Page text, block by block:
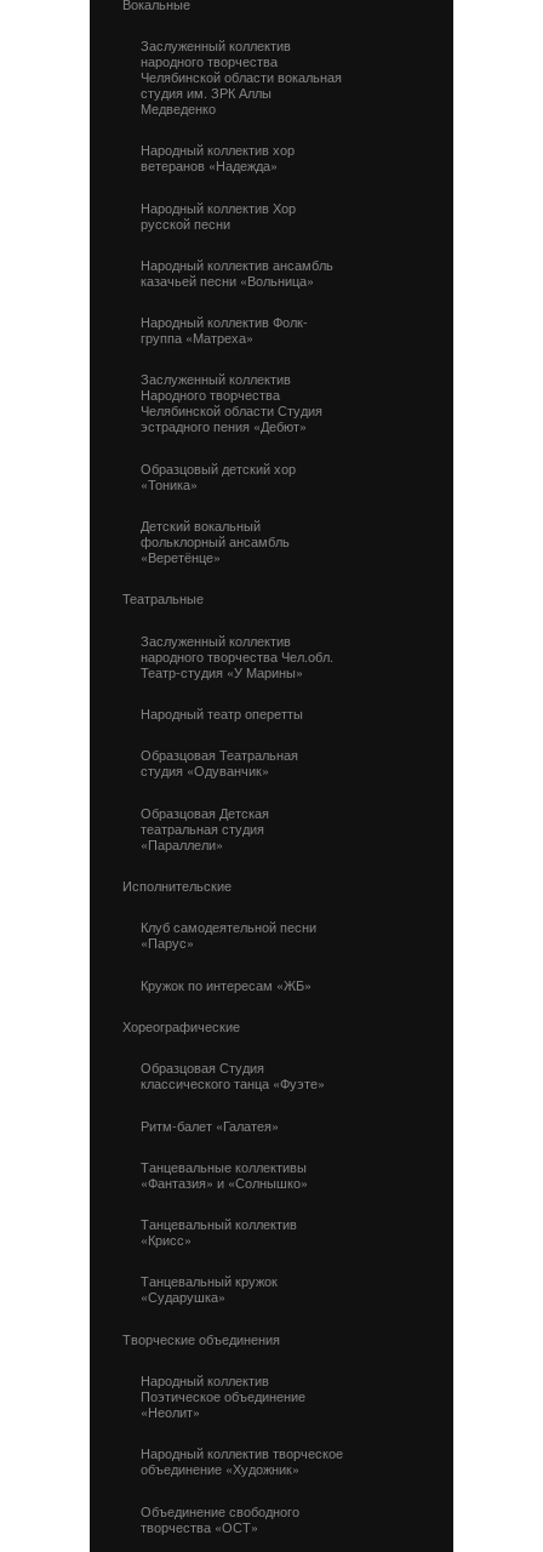
Заслуженный коллектив
народного творчества
Челябинской области вокальная
студия им. ЗРК Аллы
Медведенко
Народный коллектив хор
ветеранов «Надежда»
Народный коллектив Хор
русской песни
Народный коллектив ансамбль
казачьей песни «Вольница»
Народный коллектив Фолк-
группа «Матреха»
Заслуженный коллектив
Народного творчества
Челябинской области Студия
эстрадного пения «Дебют»
Образцовый детский хор
«Тоника»
Детский вокальный
фольклорный ансамбль
«Веретёнце»
Театральные
Заслуженный коллектив
народного творчества Чел.обл.
Театр-студия «У Марины»
Народный театр оперетты
Образцовая Театральная
студия «Одуванчик»
Образцовая Детская
театральная студия
«Параллели»
Исполнительские
Клуб самодеятельной песни
«Парус»
Кружок по интересам «ЖБ»
Хореографические
Образцовая Студия
классического танца «Фуэте»
Ритм-балет «Галатея»
Танцевальные коллективы
«Фантазия» и «Солнышко»
Танцевальный коллектив
«Крисс»
Танцевальный кружок
«Сударушка»
Творческие объединения
Народный коллектив
Поэтическое объединение
«Неолит»
Народный коллектив творческое
объединение «Художник»
Объединение свободного
творчества «ОСТ»